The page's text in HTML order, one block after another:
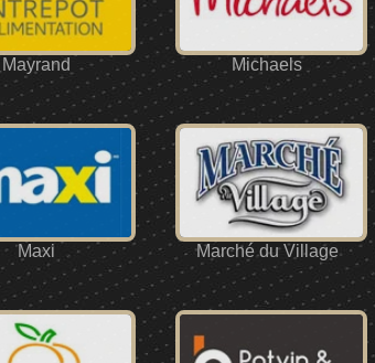
Mayrand Michaels
Maxi Marché du Village